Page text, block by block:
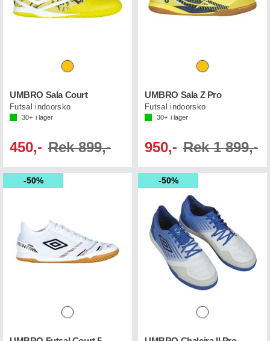
UMBRO Sala Court
Futsal indoorsko
30+ i lager
450,- Rek 899,-
UMBRO Sala Z Pro
Futsal indoorsko
30+ i lager
950,- Rek 1 899,-
50% 50%